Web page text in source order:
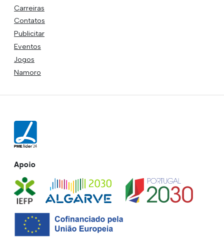
Carreiras
Contatos
Publicitar
Eventos
Jogos
Namoro
Apoio